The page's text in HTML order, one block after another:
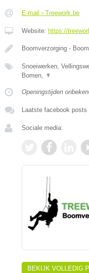
E-mail › Treework.be
Website: https://
Boomverzorging -
Snoeiwerken,
Bomen,
▼
Openingstijden
Laatste facebook posts
Sociale media:
BEKIJK VOLLEDIG